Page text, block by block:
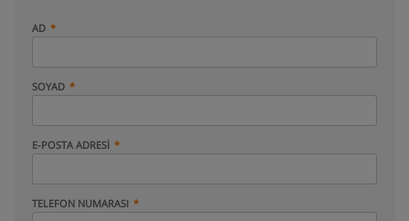
AD
SOYAD
E-POSTA ADRESI
TELEFON NUMARASI